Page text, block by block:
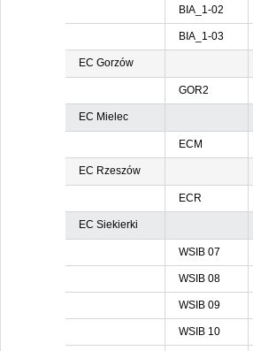
BIA_1-02
BIA_1-03
EC Gorzów
GOR2
EC Mielec
ECM
EC Rzeszów
ECR
EC Siekierki
WSIB 07
WSIB 08
WSIB 09
WSIB 10